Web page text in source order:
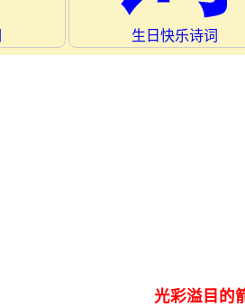
生日快乐诗词
光彩溢目的